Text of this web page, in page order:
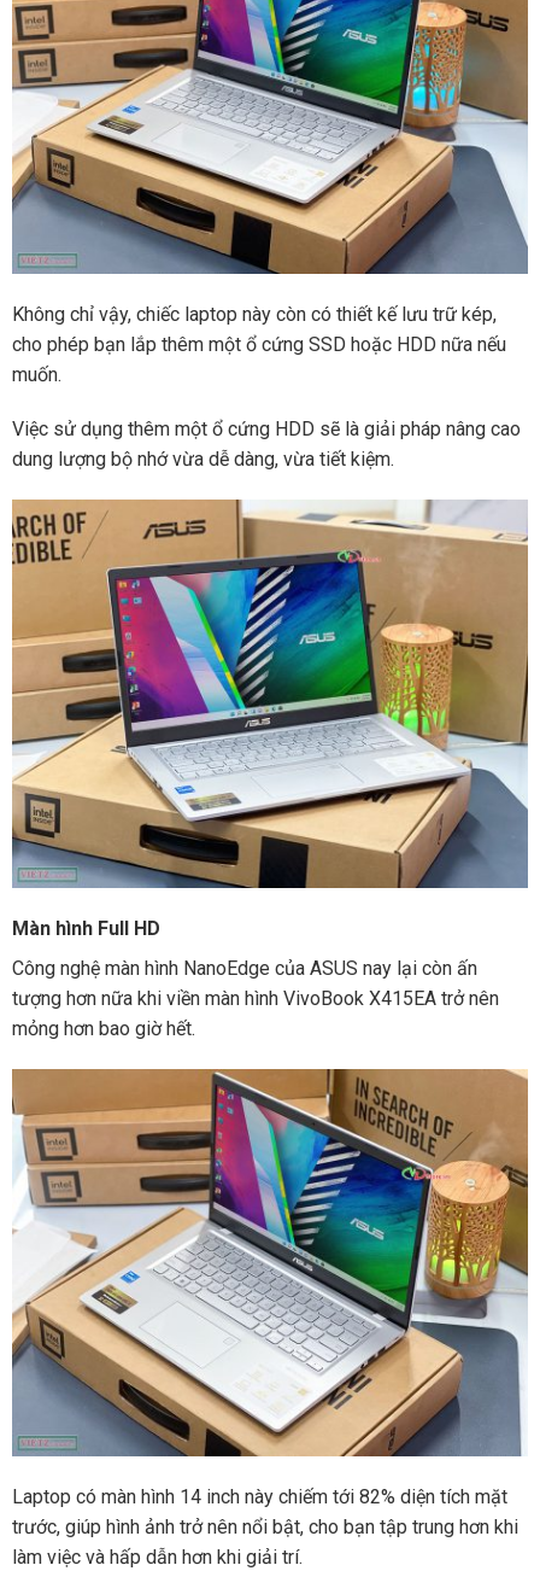
Không chỉ vậy, chiếc laptop này còn có thiết kế lưu trữ kép,
cho phép bạn lắp thêm một ổ cứng SSD hoặc HDD nữa nếu
muốn.
Việc sử dụng thêm một ổ cứng HDD sẽ là giải pháp nâng cao
dung lượng bộ nhớ vừa dễ dàng, vừa tiết kiệm.
Màn hình Full HD
Công nghệ màn hình NanoEdge của ASUS nay lại còn ấn
tượng hơn nữa khi viền màn hình VivoBook X415EA trở nên
mỏng hơn bao giờ hết.
Laptop có màn hình 14 inch này chiếm tới 82% diện tích mặt
trước, giúp hình ảnh trở nên nổi bật, cho bạn tập trung hơn khi
làm việc và hấp dẫn hơn khi giải trí.